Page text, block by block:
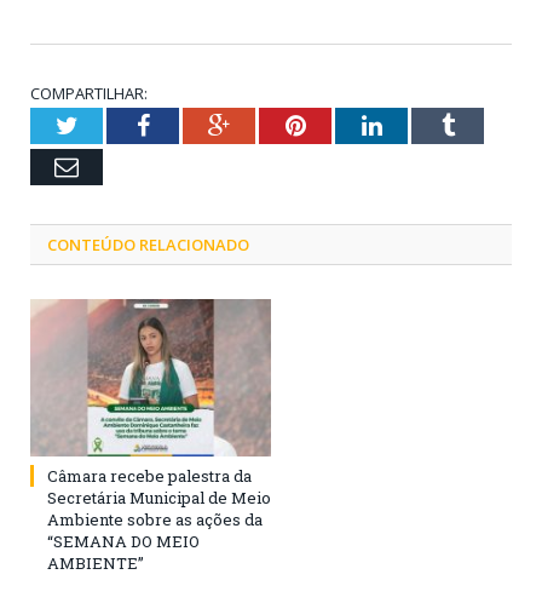
COMPARTILHAR:
TwitterFacebookGoogle+PinterestLinkedInTumblr
Email
CONTEÚDO RELACIONADO
Câmara recebe palestra da
Secretária Municipal de Meio
Ambiente sobre as ações da
“SEMANA DO MEIO
AMBIENTE”